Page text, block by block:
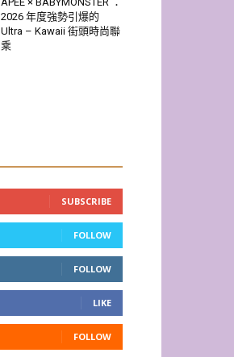
2026 年度強勢引爆的
Ultra – Kawaii 街頭時尚聯
乘
SUBSCRIBE
FOLLOW
FOLLOW
LIKE
FOLLOW